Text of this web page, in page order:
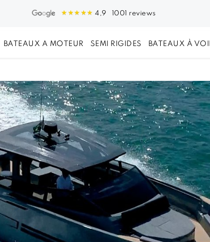
4,9 1001 reviews
BATEAUX A MOTEUR SEMI RIGIDES BATEAUX À